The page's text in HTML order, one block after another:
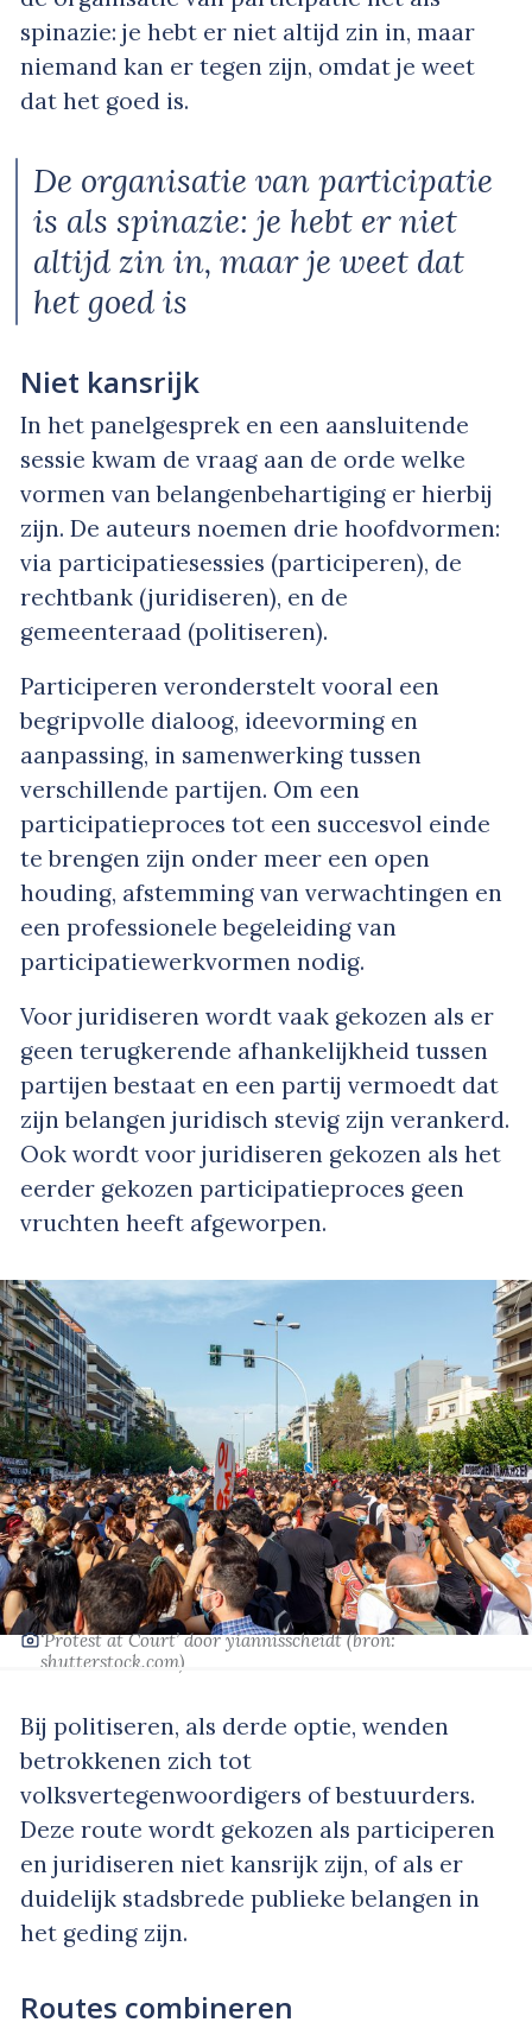
spinazie: je hebt er niet altijd zin in, maar
niemand kan er tegen zijn, omdat je weet
dat het goed is.
De organisatie van participatie
is als spinazie: je hebt er niet
altijd zin in, maar je weet dat
het goed is
Niet kansrijk
In het panelgesprek en een aansluitende
sessie kwam de vraag aan de orde welke
vormen van belangenbehartiging er hierbij
zijn. De auteurs noemen drie hoofdvormen:
via participatiesessies (participeren), de
rechtbank (juridiseren), en de
gemeenteraad (politiseren).
Participeren veronderstelt vooral een
begripvolle dialoog, ideevorming en
aanpassing, in samenwerking tussen
verschillende partijen. Om een
participatieproces tot een succesvol einde
te brengen zijn onder meer een open
houding, afstemming van verwachtingen en
een professionele begeleiding van
participatiewerkvormen nodig.
Voor juridiseren wordt vaak gekozen als er
geen terugkerende afhankelijkheid tussen
partijen bestaat en een partij vermoedt dat
zijn belangen juridisch stevig zijn verankerd.
Ook wordt voor juridiseren gekozen als het
eerder gekozen participatieproces geen
vruchten heeft afgeworpen.
‘Protest at Court’door yiannisscheidt(bron:
shutterstock.com)
Bij politiseren, als derde optie, wenden
betrokkenen zich tot
volksvertegenwoordigers of bestuurders.
Deze route wordt gekozen als participeren
en juridiseren niet kansrijk zijn, of als er
duidelijk stadsbrede publieke belangen in
het geding zijn.
Routes combineren